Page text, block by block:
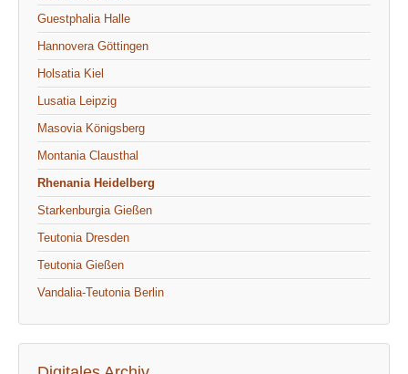
Guestphalia Halle
Hannovera Göttingen
Holsatia Kiel
Lusatia Leipzig
Masovia Königsberg
Montania Clausthal
Rhenania Heidelberg
Starkenburgia Gießen
Teutonia Dresden
Teutonia Gießen
Vandalia-Teutonia Berlin